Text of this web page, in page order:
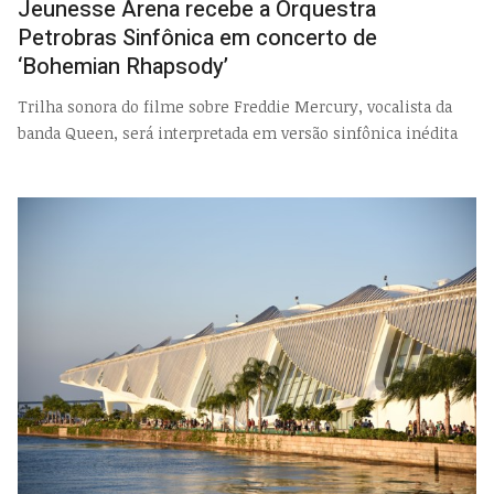
Jeunesse Arena recebe a Orquestra
Petrobras Sinfônica em concerto de
‘Bohemian Rhapsody’
Trilha sonora do filme sobre Freddie Mercury, vocalista da
banda Queen, será interpretada em versão sinfônica inédita